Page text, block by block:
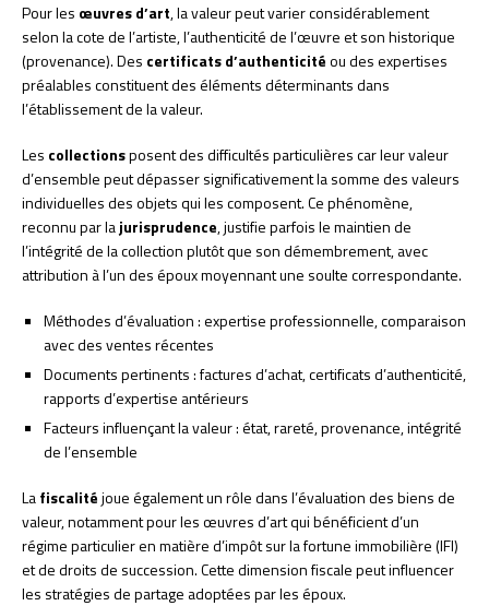
Pour les œuvres d’art, la valeur peut varier considérablement
selon la cote de l’artiste, l’authenticité de l’œuvre et son historique
(provenance). Des certificats d’authenticitéou des expertises
préalables constituent des éléments déterminants dans
l’établissement de la valeur.
Les collectionsposent des difficultés particulières car leur valeur
d’ensemble peut dépasser significativement la somme des valeurs
individuelles des objets qui les composent. Ce phénomène,
reconnu par lajurisprudence, justifie parfois le maintien de
l’intégrité de la collection plutôt que son démembrement, avec
attribution à l’un des époux moyennant une soulte correspondante.
Méthodes d’évaluation : expertise professionnelle, comparaison
avec des ventes récentes
Documents pertinents : factures d’achat, certificats d’authenticité,
rapports d’expertise antérieurs
Facteurs influençant la valeur : état, rareté, provenance, intégrité
de l’ensemble
Lafiscalitéjoue également un rôle dans l’évaluation des biens de
valeur, notamment pour les œuvres d’art qui bénéficient d’un
régime particulier en matière d’impôt sur la fortune immobilière (IFI)
et de droits de succession. Cette dimension fiscale peut influencer
les stratégies de partage adoptées par les époux.